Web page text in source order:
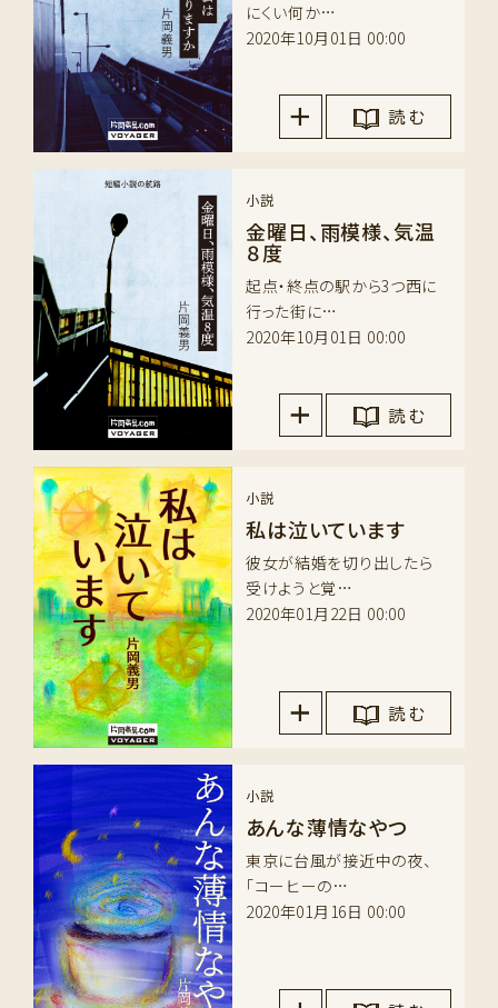
にくい何か…
2020年10月01日 00:00
読 む
小説
金曜日、雨模様、気温
８度
起点・終点の駅から3つ西に
行った街に…
2020年10月01日 00:00
読 む
小説
私は泣いています
彼女が結婚を切り出したら
受けようと覚…
2020年01月22日 00:00
読 む
小説
あんな薄情なやつ
東京に台風が接近中の夜、
「コーヒーの…
2020年01月16日 00:00